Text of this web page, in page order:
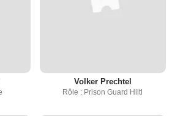
Volker Prechtel
Rôle : Prison Guard Hiltl